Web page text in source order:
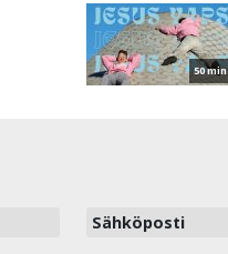
50 min
Sähköposti